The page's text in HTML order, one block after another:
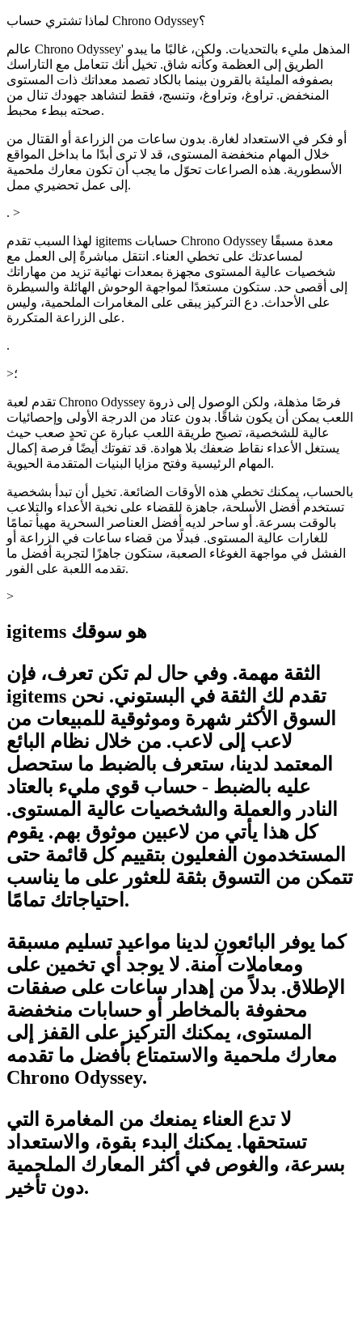
لماذا تشتري حساب Chrono Odyssey؟
عالم Chrono Odyssey' المذهل مليء بالتحديات. ولكن، غالبًا ما يبدو
الطريق إلى العظمة وكأنه شاق. تخيل أنك تتعامل مع التاراسك
بصفوفه المليئة بالقرون بينما بالكاد تصمد معداتك ذات المستوى
المنخفض. تراوغ، وتراوغ، وتنسج، فقط لتشاهد جهودك تنال من
صحته ببطء محبط.
أو فكر في الاستعداد لغارة. بدون ساعات من الزراعة أو القتال من
خلال المهام منخفضة المستوى، قد لا ترى أبدًا ما بداخل المواقع
الأسطورية. هذه الصراعات تحوّل ما يجب أن تكون معارك ملحمية
إلى عمل تحضيري ممل.
. >
لهذا السبب تقدم igitems حسابات Chrono Odyssey معدة مسبقًا
لمساعدتك على تخطي العناء. انتقل مباشرةً إلى العمل مع
شخصيات عالية المستوى مجهزة بمعدات نهائية تزيد من مهاراتك
إلى أقصى حد. ستكون مستعدًا لمواجهة الوحوش الهائلة والسيطرة
على الأحداث. دع التركيز يبقى على المغامرات الملحمية، وليس
على الزراعة المتكررة.
.
>؛
تقدم لعبة Chrono Odyssey فرصًا مذهلة، ولكن الوصول إلى ذروة
اللعب يمكن أن يكون شاقًا. بدون عتاد من الدرجة الأولى وإحصائيات
عالية للشخصية، تصبح طريقة اللعب عبارة عن تحدٍ صعب حيث
يستغل الأعداء نقاط ضعفك بلا هوادة. قد تفوتك أيضًا فرصة إكمال
المهام الرئيسية وفتح مزايا البنيات المتقدمة الحيوية.
بالحساب، يمكنك تخطي هذه الأوقات الضائعة. تخيل أن تبدأ بشخصية
تستخدم أفضل الأسلحة، جاهزة للقضاء على نخبة الأعداء والتلاعب
بالوقت بسرعة. أو ساحر لديه أفضل العناصر السحرية مهيأ تمامًا
للغارات عالية المستوى. فبدلًا من قضاء ساعات في الزراعة أو
الفشل في مواجهة الغوغاء الصعبة، ستكون جاهزًا لتجربة أفضل ما
تقدمه اللعبة على الفور.
>
igitems هو سوقك
الثقة مهمة. وفي حال لم تكن تعرف، فإن
igitems تقدم لك الثقة في البستوني. نحن
السوق الأكثر شهرة وموثوقية للمبيعات من
لاعب إلى لاعب. من خلال نظام البائع
المعتمد لدينا، ستعرف بالضبط ما ستحصل
عليه بالضبط - حساب قوي مليء بالعتاد
النادر والعملة والشخصيات عالية المستوى.
كل هذا يأتي من لاعبين موثوق بهم. يقوم
المستخدمون الفعليون بتقييم كل قائمة حتى
تتمكن من التسوق بثقة للعثور على ما يناسب
احتياجاتك تمامًا.
كما يوفر البائعون لدينا مواعيد تسليم مسبقة
ومعاملات آمنة. لا يوجد أي تخمين على
الإطلاق. بدلاً من إهدار ساعات على صفقات
محفوفة بالمخاطر أو حسابات منخفضة
المستوى، يمكنك التركيز على القفز إلى
معارك ملحمية والاستمتاع بأفضل ما تقدمه
Chrono Odyssey.
لا تدع العناء يمنعك من المغامرة التي
تستحقها. يمكنك البدء بقوة، والاستعداد
بسرعة، والغوص في أكثر المعارك الملحمية
دون تأخير.